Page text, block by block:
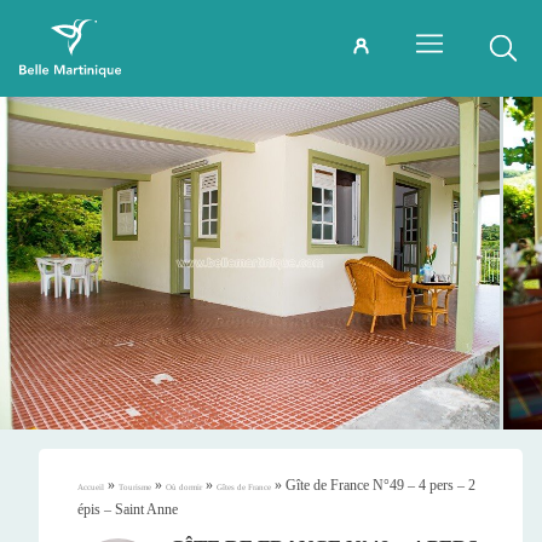
Accueil » Tourisme » Où dormir » Gîtes de France » Gîte de France N°49 – 4 pers – 2
épis – Saint Anne